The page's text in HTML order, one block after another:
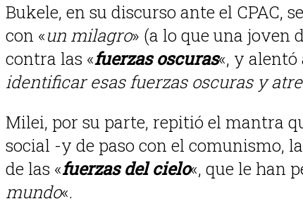
Bukele, en su discurso ante el CPAC,
con «un milagro» (a lo que una joven
contra las «fuerzas oscuras«, y alentó
identificar esas fuerzas oscuras y
Milei, por su parte, repitió el mantra
social -y de paso con el comunismo,
de las «fuerzas del cielo«, que le han
mundo«.